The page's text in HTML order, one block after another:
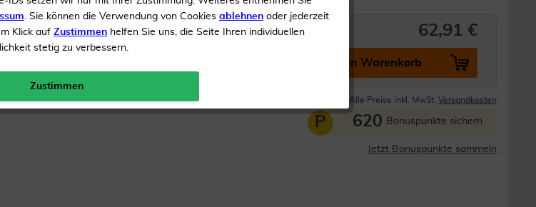
Inhalt20 Binden 62,91 €
In den Warenkorb
Versandkostenfrei Alle Preise inkl. MwSt. Versandkosten
P 620 Bonuspunkte sichern
Jetzt Bonuspunkte sammeln
. Sie können die Verwendung von Cookies ablehnen oder jederzeit
Klick auf Zustimmen helfen Sie uns, die Seite Ihren individuellen
stetig zu verbessern.
Zustimmen